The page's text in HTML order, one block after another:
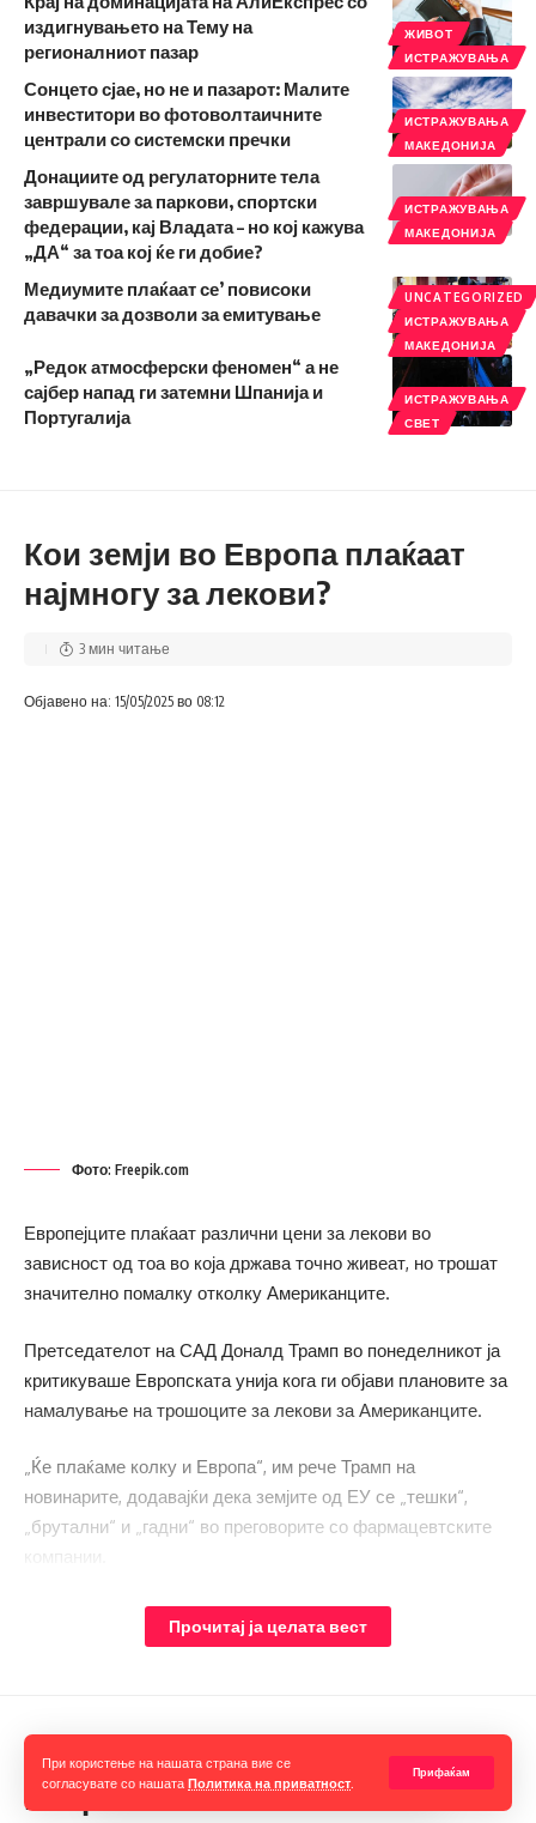
При користење на нашата страна вие се
согласувате со нашата Политика на приватност
Прифаќам
ЖИВОТ
ИСТРАЖУВАЊА
издигнувањето на Тему на
регионалниот пазар
ИСТРАЖУВАЊА
МАКЕДОНИЈА
Сонцето сјае, но не и пазарот: Малите
инвеститори во фотоволтаичните
централи со системски пречки
ИСТРАЖУВАЊА
МАКЕДОНИЈА
Донациите од регулаторните тела
завршувале за паркови, спортски
федерации, кај Владата – но кој кажува
„ДА“ за тоа кој ќе ги добие?
UNCATEGORIZED
ИСТРАЖУВАЊА
МАКЕДОНИЈА
Медиумите плаќаат се’ повисоки
давачки за дозволи за емитување
ИСТРАЖУВАЊА
СВЕТ
„Редок атмосферски феномен“ а не
сајбер напад ги затемни Шпанија и
Португалија
Кои земји во Европа плаќаат
најмногу за лекови?
Објавено на: 15/05/2025 во 08:12
3 мин читање
Фото: Freepik.com
Европејците плаќаат различни цени за лекови во
зависност од тоа во која држава точно живеат, но трошат
значително помалку отколку Американците.
Претседателот на САД Доналд Трамп во понеделникот ја
критикуваше Европската унија кога ги објави плановите за
намалување на трошоците за лекови за Американците.
„Ќе плаќаме колку и Европа“, им рече Трамп на
новинарите, додавајќи дека земјите од ЕУ се „тешки“,
„брутални“ и „гадни“ во преговорите со фармацевтските
Прочитај ја целата вест
Зошто понекогаш старееме
побрзо?